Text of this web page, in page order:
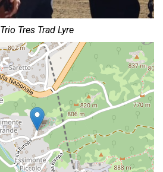
Trio Tres Trad Lyre